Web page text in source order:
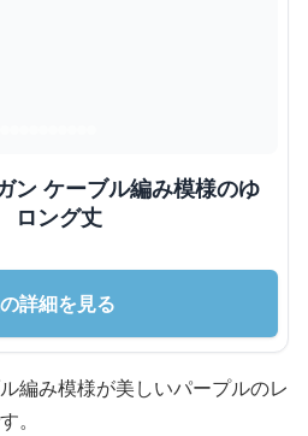
ン ケーブル編み模様のゆ
ロング丈
詳細を見る
編み模様が美しいパープルのレ
。